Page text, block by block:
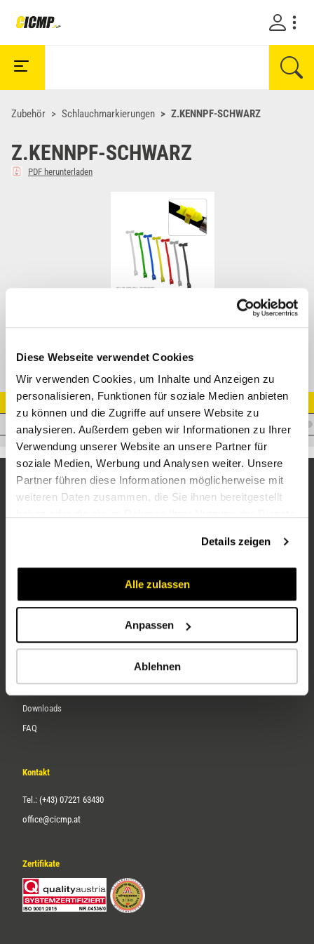
Diese Webseite verwendet Cookies
Wir verwenden Cookies, um Inhalte und Anzeigen zu
personalisieren, Funktionen für soziale Medien anbieten
zu können und die Zugriffe auf unsere Website zu
analysieren. Außerdem geben wir Informationen zu Ihrer
Verwendung unserer Website an unsere Partner für
soziale Medien, Werbung und Analysen weiter. Unsere
Partner führen diese Informationen möglicherweise mit
weiteren Daten zusammen, die Sie ihnen bereitgestellt
Details zeigen
Alle zulassen
Anpassen
Ablehnen
Zubehör Schlauchmarkierungen Z.KENNPF-SCHWARZ
Z.KENNPF-SCHWARZ
PDF herunterladen
Artikel Nr.
Z.KENNPF-SCHWARZ
Service
Downloads
FAQ
Kontakt
Tel.: (+43) 07221 63430
office@cicmp.at
Zertifikate